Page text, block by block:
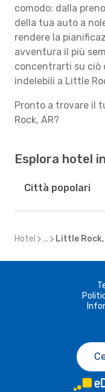
comodo: dalla
della tua auto a
rendere la
avventura il più
concentrarti su ciò
indelebili a Little
Pronto a trovare il
Rock, AR?
Esplora hotel
Città popolari
Hotel ... Little Rock,